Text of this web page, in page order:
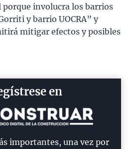
involucra los barrios
y barrio UOCRA” y
mitigar efectos y posibles
en
importantes, una vez por